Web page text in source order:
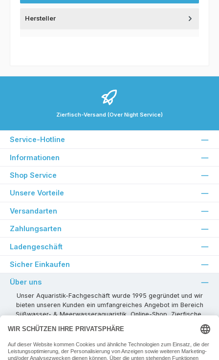
Hersteller
Zierfisch-Versand (Over Night Service)
Service-Hotline
Informationen
Shop Service
Unsere Vorteile
Versandarten
Zahlungsarten
Ladengeschäft
Sicher Einkaufen
Über uns
Unser Aquaristik-Fachgeschäft wurde 1995 gegründet und wir
bieten unseren Kunden ein umfangreiches Angebot im Bereich
Süßwasser- & Meerwasseraquaristik, Online-Shop, Zierfische,
Pflanzen, Aquarienkombinationen, Technikzubehör usw. ! Als
kompetenter Aquaristik-Fachhandelspartner stehen wir Ihnen für
alle Ihre Projekte und Einrichtungs- oder Besatzwünsche zur
Verfügung!